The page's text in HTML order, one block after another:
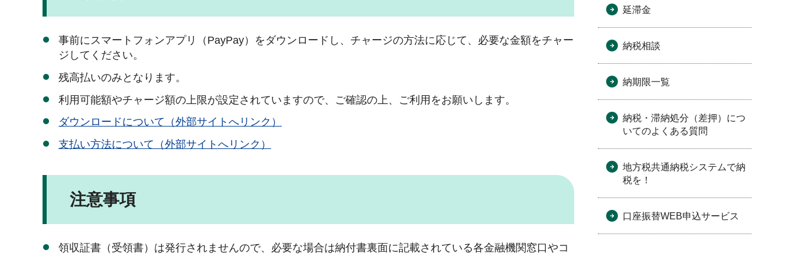
事前にスマートフォンアプリ（PayPay）をダウンロードし、チャージの方法に応じて、必要な金額をチャー
ジしてください。
残高払いのみとなります。
利用可能額やチャージ額の上限が設定されていますので、ご確認の上、ご利用をお願いします。
ダウンロードについて（外部サイトへリンク）
支払い方法について（外部サイトへリンク）
注意事項
領収証書（受領書）は発行されませんので、必要な場合は納付書裏面に記載されている各金融機関窓口やコ
延滞金
納税相談
納期限一覧
納税・滞納処分（差押）につ
いてのよくある質問
地方税共通納税システムで納
税を！
口座振替WEB申込サービス